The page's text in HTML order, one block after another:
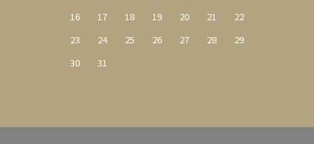
16
17 18 19 20 21
22
23
24 25 26 27 28
29
30
31